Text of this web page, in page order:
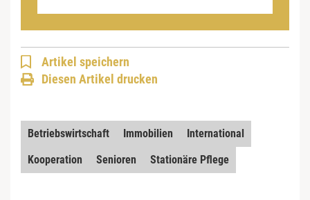
Artikel speichern
Diesen Artikel drucken
Betriebswirtschaft Immobilien
International
Kooperation
Senioren Stationäre Pflege